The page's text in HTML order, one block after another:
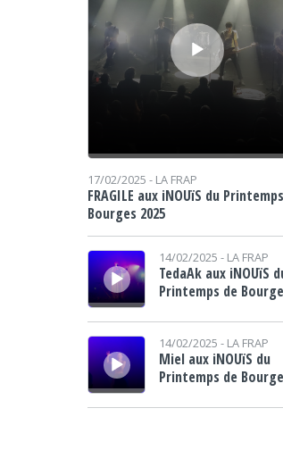
17/02/2025 - LA FRAP
FRAGILE aux iNOUïS du
Bourges 2025
Lecteur audio
14/02/2025 - LA FRAP
TedaAk aux iNOUïS
Printemps de
Lecteur audio 14/02/2025 - LA FRAP
Miel aux iNOUïS du
Printemps de